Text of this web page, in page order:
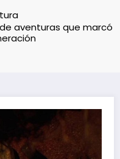
aventuras que marcó